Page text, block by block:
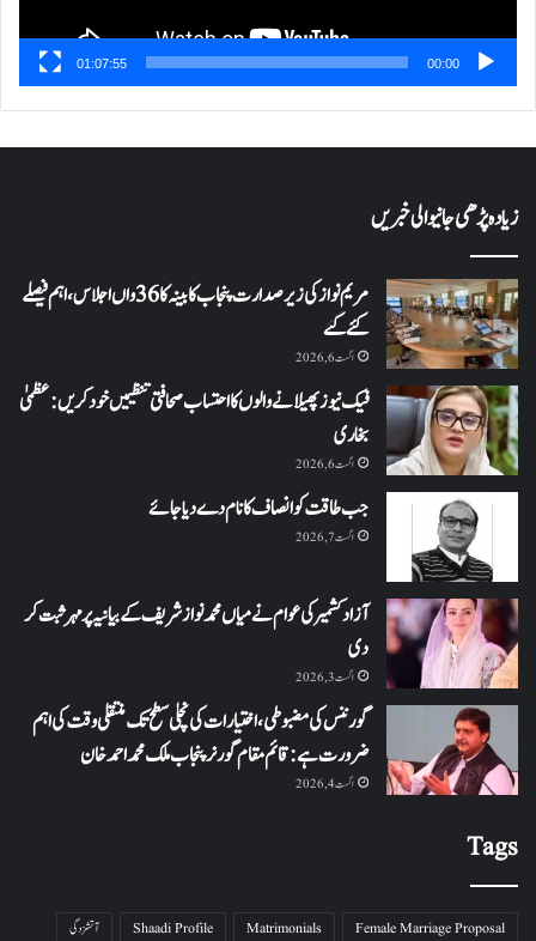
00:00
01:07:55
زیادہ پڑھی جانیوالی خبریں
مریم نواز کی زیر صدارت پنجاب کابینہ کا 36واں اجلاس،اہم فیصلے
کئے گئے
اگست 6, 2026
فیک نیوز پھیلانے والوں کا احتساب صحافتی تنظیمیں خود کریں: عظمیٰ
بخاری
اگست 6, 2026
جب طاقت کو انصاف کا نام دے دیا جائے
اگست 7, 2026
آزاد کشمیر کی عوام نے میاں محمد نواز شریف کے بیانیہ پر مہر ثبت کر
دی
اگست 3, 2026
گورننس کی مضبوطی، اختیارات کی نچلی سطح تک منتقلی وقت کی اہم
ضرورت ہے: قائم مقام گورنر پنجاب ملک محمد احمد خان
اگست 4, 2026
Tags
Female Marriage Proposal
Matrimonials
Shaadi Profile
آتشزدگی